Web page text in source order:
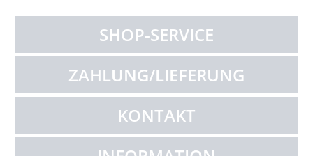
SHOP-SERVICE
ZAHLUNG/LIEFERUNG
KONTAKT